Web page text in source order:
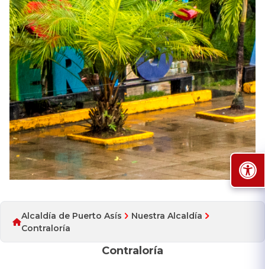
Alcaldía de Puerto Asís
Nuestra Alcaldía
Contraloría
Contraloría